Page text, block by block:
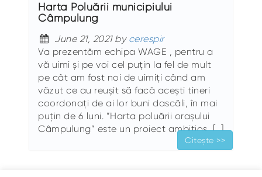
Harta Poluării municipiului
Câmpulung
June 21, 2021 by cerespir
Va prezentăm echipa WAGE , pentru a
vă uimi și pe voi cel puțin la fel de mult
pe cât am fost noi de uimiți când am
văzut ce au reușit să facă acești tineri
coordonați de ai lor buni dascăli, în mai
puțin de 6 luni. ”Harta poluării orașului
Câmpulung” este un proiect ambițios, […]
Citește >>